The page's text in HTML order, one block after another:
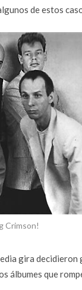
de estos
Crimson!
gira decidieron
álbumes que